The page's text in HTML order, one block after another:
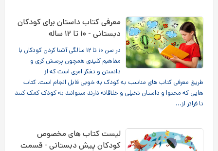
معرفی کتاب داستان برای کودکان
دبستانی - ۱۰ تا ۱۲ ساله
در سن ۱۰ تا ۱۲ سالگی آشنا کردن کودکان با
مفاهیم کلیدی همچون پرسش گری و
دانستن و تفکر امری است که از
طریق معرفی کتاب های مناسب به کودک به خوبی قابل انجام است. کتاب
هایی که محتوا و داستان تخیلی و خلاقانه دارند میتوانند به کودک کمک کنند
تا فراتر از...
لیست کتاب های مخصوص
کودکان پیش دبستانی - قسمت